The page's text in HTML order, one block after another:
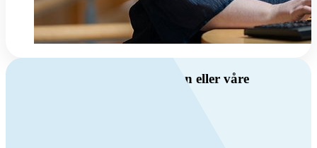
Har du spørsmål om ventilasjon eller våre